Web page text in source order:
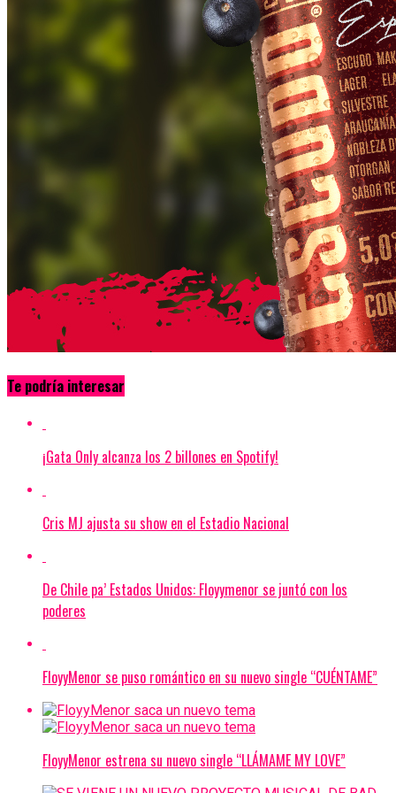
Te podría interesar
¡Gata Only alcanza los 2 billones en Spotify!
Cris MJ ajusta su show en el Estadio Nacional
De Chile pa’ Estados Unidos: Floyymenor se juntó con los
poderes
FloyyMenor se puso romántico en su nuevo single “CUÉNTAME”
FloyyMenor estrena su nuevo single “LLÁMAME MY LOVE”